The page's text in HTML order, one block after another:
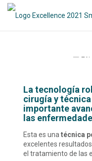
La tecnología
cirugía y
importante
las
Esta es una técnica
excelentes
el tratamiento de las